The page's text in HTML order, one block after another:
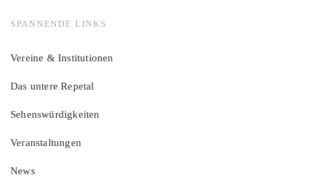
SPANNENDE LINKS
Vereine & Institutionen
Das untere Repetal
Sehenswürdigkeiten
Veranstaltungen
News